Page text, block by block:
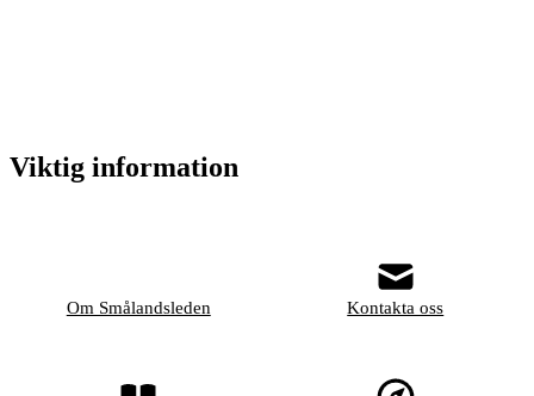
Viktig information
Om Smålandsleden Kontakta oss